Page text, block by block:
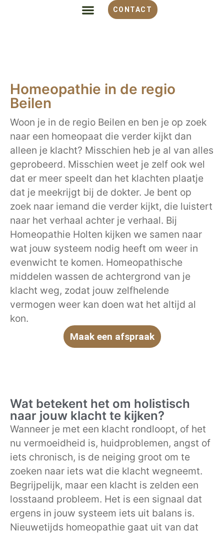
CONTACT
Homeopathie in de regio
Beilen
Woon je in de regio Beilen en ben je op zoek
naar een homeopaat die verder kijkt dan
alleen je klacht? Misschien heb je al van alles
geprobeerd. Misschien weet je zelf ook wel
dat er meer speelt dan het klachten plaatje
dat je meekrijgt bij de dokter. Je bent op
zoek naar iemand die verder kijkt, die luistert
naar het verhaal achter je verhaal. Bij
Homeopathie Holten kijken we samen naar
wat jouw systeem nodig heeft om weer in
evenwicht te komen. Homeopathische
middelen wassen de achtergrond van je
klacht weg, zodat jouw zelfhelende
vermogen weer kan doen wat het altijd al
kon.
Maak een afspraak
Wat betekent het om holistisch
naar jouw klacht te kijken?
Wanneer je met een klacht rondloopt, of het
nu vermoeidheid is, huidproblemen, angst of
iets chronisch, is de neiging groot om te
zoeken naar iets wat die klacht wegneemt.
Begrijpelijk, maar een klacht is zelden een
losstaand probleem. Het is een signaal dat
ergens in jouw systeem iets uit balans is.
Nieuwetijds homeopathie gaat uit van dat